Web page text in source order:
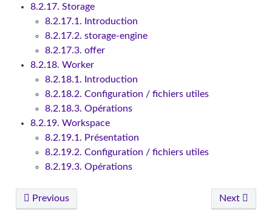
8.2.17. Storage
8.2.17.1. Introduction
8.2.17.2. storage-engine
8.2.17.3. offer
8.2.18. Worker
8.2.18.1. Introduction
8.2.18.2. Configuration / fichiers utiles
8.2.18.3. Opérations
8.2.19. Workspace
8.2.19.1. Présentation
8.2.19.2. Configuration / fichiers utiles
8.2.19.3. Opérations
Previous Next